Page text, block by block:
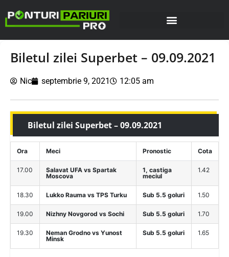
Biletul zilei Superbet – 09.09.2021
Nic septembrie 9, 2021 12:05 am
Biletul zilei Superbet – 09.09.2021
Ora Meci Pronostic Cota
17.00
Salavat UFA vs Spartak
Moscova
1, castiga
meciul
1.42
18.30 Lukko Rauma vs TPS Turku Sub 5.5 goluri 1.50
19.00 Nizhny Novgorod vs Sochi Sub 5.5 goluri 1.70
19.30
Neman Grodno vs Yunost
Minsk
Sub 5.5 goluri 1.65